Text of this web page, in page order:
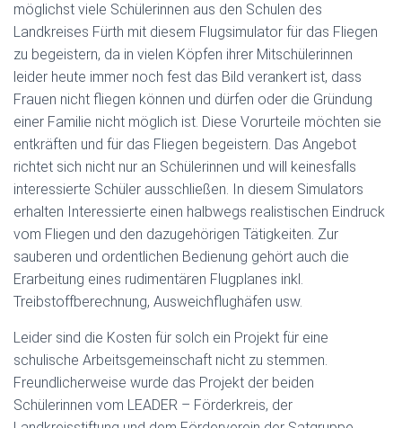
möglichst viele Schülerinnen aus den Schulen des
Landkreises Fürth mit diesem Flugsimulator für das Fliegen
zu begeistern, da in vielen Köpfen ihrer Mitschülerinnen
leider heute immer noch fest das Bild verankert ist, dass
Frauen nicht fliegen können und dürfen oder die Gründung
einer Familie nicht möglich ist. Diese Vorurteile möchten sie
entkräften und für das Fliegen begeistern. Das Angebot
richtet sich nicht nur an Schülerinnen und will keinesfalls
interessierte Schüler ausschließen. In diesem Simulators
erhalten Interessierte einen halbwegs realistischen Eindruck
vom Fliegen und den dazugehörigen Tätigkeiten. Zur
sauberen und ordentlichen Bedienung gehört auch die
Erarbeitung eines rudimentären Flugplanes inkl.
Treibstoffberechnung, Ausweichflughäfen usw.
Leider sind die Kosten für solch ein Projekt für eine
schulische Arbeitsgemeinschaft nicht zu stemmen.
Freundlicherweise wurde das Projekt der beiden
Schülerinnen vom LEADER – Förderkreis, der